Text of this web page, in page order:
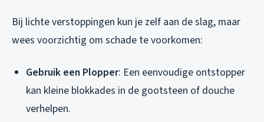
Bij lichte verstoppingen kun je zelf aan de slag, maar
wees voorzichtig om schade te voorkomen:
Gebruik een Plopper: Een eenvoudige ontstopper
kan kleine blokkades in de gootsteen of douche
verhelpen.